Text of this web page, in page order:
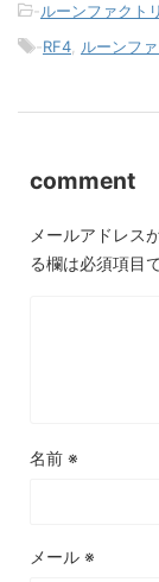
-ルーンファクト
-RF4, ルーンフ
comment
メールアドレス
る欄は必須項目
名前 ※
メール ※